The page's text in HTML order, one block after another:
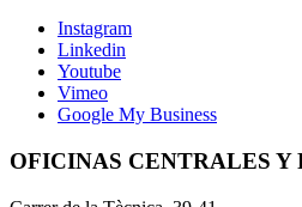
Instagram
Linkedin
Youtube
Vimeo
Google My Business
OFICINAS CENTRALES Y